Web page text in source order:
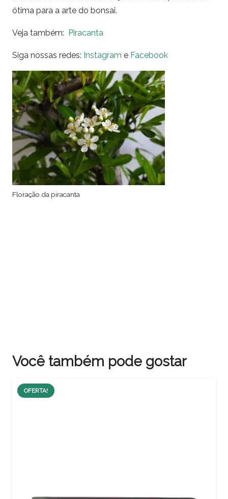
ótima para a arte do bonsai.
Veja também: Piracanta
Siga nossas redes: Instagram e Facebook
Floração da piracanta
Você também pode gostar
OFERTA!